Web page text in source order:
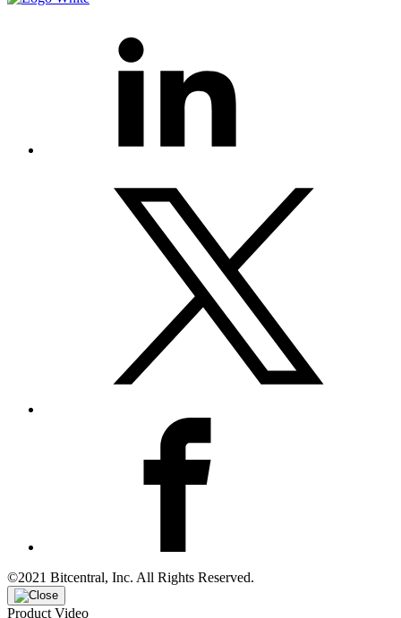
©2021 Bitcentral, Inc. All Rights Reserved.
Product Video